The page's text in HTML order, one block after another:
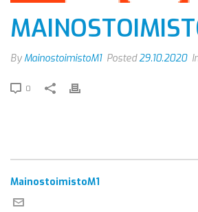
By MainostoimistoM1 Posted29.10.2020
0
MainostoimistoM1